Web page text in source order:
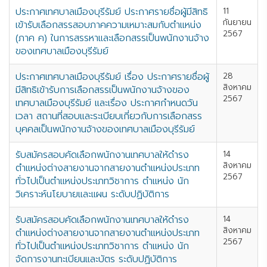
ประกาศเทศบาลเมืองบุรีรัมย์ ประกาศรายชื่อผู้มีสิทธิ
เข้ารับเลือกสรรสอบภาคความเหมาะสมกับตำแหน่ง
(ภาค ค) ในการสรรหาและเลือกสรรเป็นพนักงานจ้าง
ของเทศบาลเมืองบุรีรัมย์
11
กันยายน
2567
ประกาศเทศบาลเมืองบุรีรัมย์ เรื่อง ประกาศรายชื่อผู้
มีสิทธิเข้ารับการเลือกสรรเป็นพนักงานจ้างของ
เทศบาลเมืองบุรีรัมย์ และเรื่อง ประกาศกำหนดวัน
เวลา สถานที่สอบและระเบียบเกี่ยวกับการเลือกสรร
บุคคลเป็นพนักงานจ้างของเทศบาลเมืองบุรีรัมย์
28
สิงหาคม
2567
รับสมัครสอบคัดเลือกพนักงานเทศบาลให้ดำรง
ตำแหน่งต่างสายงานจากสายงานตำแหน่งประเภท
ทั่วไปเป็นตำแหน่งประเภทวิชาการ ตำแหน่ง นัก
วิเคราะห์นโยบายและแผน ระดับปฏิบัติการ
14
สิงหาคม
2567
รับสมัครสอบคัดเลือกพนักงานเทศบาลให้ดำรง
ตำแหน่งต่างสายงานจากสายงานตำแหน่งประเภท
ทั่วไปเป็นตำแหน่งประเภทวิชาการ ตำแหน่ง นัก
จัดการงานทะเบียนและบัตร ระดับปฏิบัติการ
14
สิงหาคม
2567